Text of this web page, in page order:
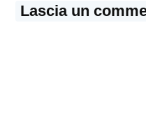
Lascia un